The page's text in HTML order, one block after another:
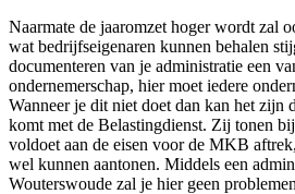
Naarmate de jaaromzet hoger wordt zal
wat bedrijfseigenaren kunnen behalen
documenteren van je administratie een
ondernemerschap, hier moet iedere
Wanneer je dit niet doet dan kan het zijn
komt met de Belastingdienst. Zij tonen
voldoet aan de eisen voor de MKB
wel kunnen aantonen. Middels een
Wouterswoude zal je hier geen